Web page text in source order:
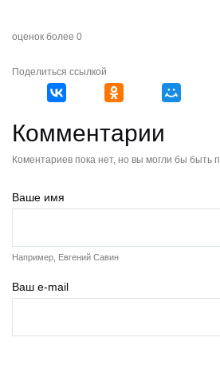
оценок более 0
Поделиться ссылкой
Комментарии
Коментариев пока нет, но вы могли бы быть
Ваше имя
Например, Евгений Савин
Ваш e-mail